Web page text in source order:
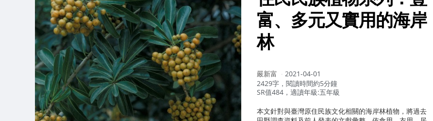
富、多元又實用的海岸
林
作
者：
嚴新富
2021-04-01
2429字，閱讀時間約5分鐘
SR值484，適讀年級:五年級
本文針對與臺灣原住民族文化相關的海岸林植物，將過去